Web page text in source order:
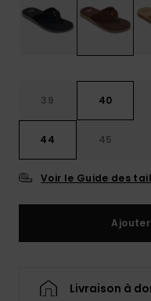
de
39 40
44 45
Voir le Guide des
Livraison à